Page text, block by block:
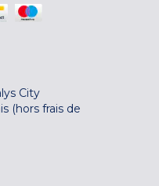
City
(hors frais de